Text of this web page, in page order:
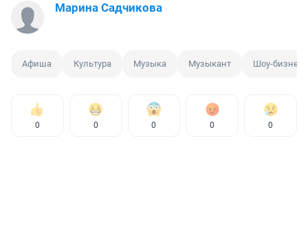
Марина Садчикова
Афиша Культура Музыка Музыкант Шоу-бизнес
0 0 0 0 0